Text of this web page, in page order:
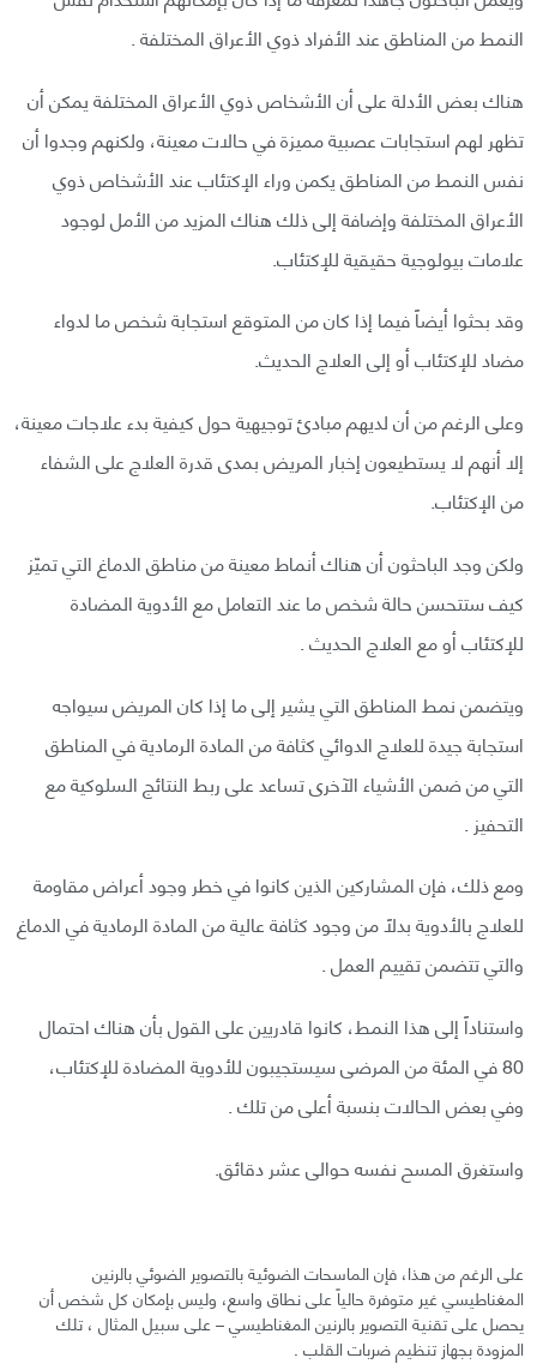
النمط من المناطق عند الأفراد ذوي الأعراق المختلفة .
هناك بعض الأدلة على أن الأشخاص ذوي الأعراق المختلفة يمكن أن
تظهر لهم استجابات عصبية مميزة في حالات معينة، ولكنهم وجدوا أن
نفس النمط من المناطق يكمن وراء الإكتئاب عند الأشخاص ذوي
الأعراق المختلفة وإضافة إلى ذلك هناك المزيد من الأمل لوجود
علامات بيولوجية حقيقية للإكتئاب.
وقد بحثوا أيضاً فيما إذا كان من المتوقع استجابة شخص ما لدواء
مضاد للإكتئاب أو إلى العلاج الحديث.
وعلى الرغم من أن لديهم مبادئ توجيهية حول كيفية بدء علاجات معينة،
إلا أنهم لا يستطيعون إخبار المريض بمدى قدرة العلاج على الشفاء
من الإكتئاب.
ولكن وجد الباحثون أن هناك أنماط معينة من مناطق الدماغ التي تميّز
كيف ستتحسن حالة شخص ما عند التعامل مع الأدوية المضادة
للإكتئاب أو مع العلاج الحديث .
ويتضمن نمط المناطق التي يشير إلى ما إذا كان المريض سيواجه
استجابة جيدة للعلاج الدوائي كثافة من المادة الرمادية في المناطق
التي من ضمن الأشياء الآخرى تساعد على ربط النتائج السلوكية مع
التحفيز .
ومع ذلك، فإن المشاركين الذين كانوا في خطر وجود أعراض مقاومة
للعلاج بالأدوية بدلاً من وجود كثافة عالية من المادة الرمادية في الدماغ
والتي تتضمن تقييم العمل .
واستناداً إلى هذا النمط، كانوا قادريين على القول بأن هناك احتمال
80 في المئة من المرضى سيستجيبون للأدوية المضادة للإكتئاب،
وفي بعض الحالات بنسبة أعلى من تلك .
واستغرق المسح نفسه حوالى عشر دقائق.
على الرغم من هذا، فإن الماسحات الضوئية بالتصوير الضوئي بالرنين
المغناطيسي غير متوفرة حالياً على نطاق واسع، وليس بإمكان كل شخص أن
يحصل على تقنية التصوير بالرنين المغناطيسي – على سبيل المثال ، تلك
المزودة بجهاز تنظيم ضربات القلب .